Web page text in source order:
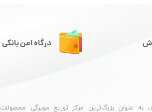
به عنوان بزرگ‌ترین مرکز توزیع مویرگی محصولات
درگاه امن بانکی